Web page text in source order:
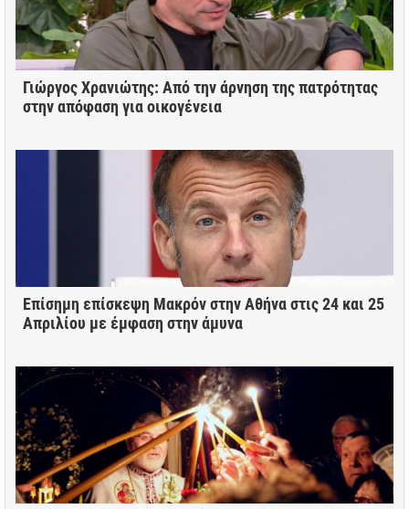
Γιώργος Χρανιώτης: Από την άρνηση της πατρότητας
στην απόφαση για οικογένεια
Επίσημη επίσκεψη Μακρόν στην Αθήνα στις 24 και 25
Απριλίου με έμφαση στην άμυνα